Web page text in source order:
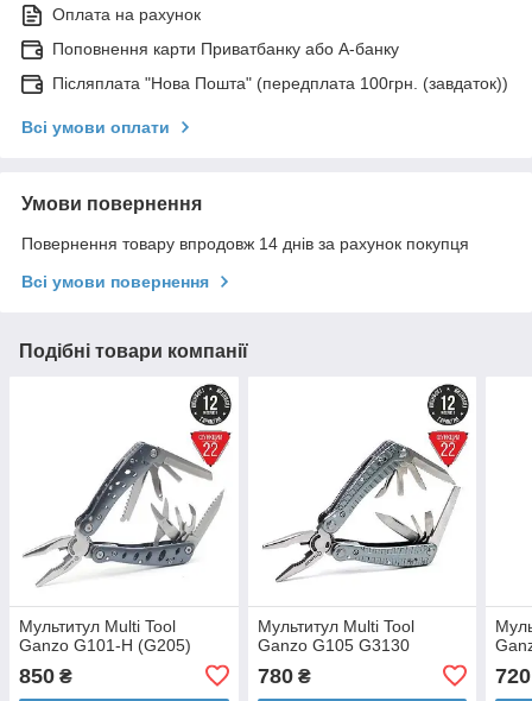
Оплата на рахунок
Поповнення карти Приватбанку або А-банку
Післяплата "Нова Пошта" (передплата 100грн. (завдаток))
Всі умови оплати
Умови повернення
Повернення товару впродовж 14 днів за рахунок покупця
Всі умови повернення
Подібні товари компанії
Мультитул Multi Tool
Ganzo G101-H (G205)
850 ₴
Мультитул Multi Tool
Ganzo G105 G3130
780₴ 720